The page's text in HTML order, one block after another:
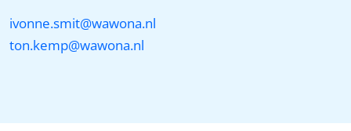
ivonne.smit@wawona.nl
ton.kemp@wawona.nl